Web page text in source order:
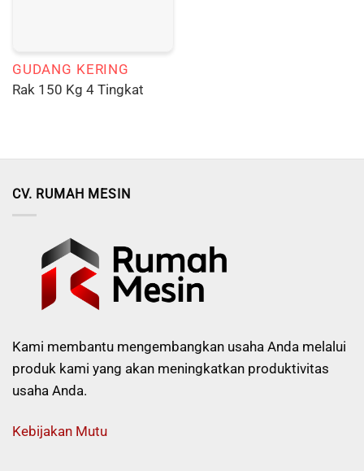
GUDANG KERING
Rak 150 Kg 4 Tingkat
CV. RUMAH MESIN
Kami membantu mengembangkan usaha Anda melalui
produk kami yang akan meningkatkan produktivitas
usaha Anda.
Kebijakan Mutu